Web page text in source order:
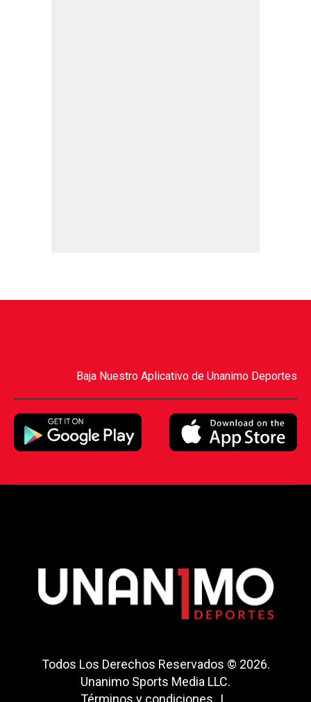
Baja Nuestro Aplicativo de Unanimo Deportes
Todos Los Derechos Reservados © 2026.
Unanimo Sports Media LLC.
Términos y condiciones